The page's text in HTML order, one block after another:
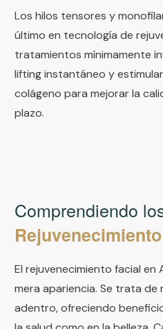
Los hilos tensores y
último en tecnología de
tratamientos mínimamente
lifting instantáneo y
colágeno para mejorar la
plazo.
Comprendiendo
El rejuvenecimiento facial en
mera apariencia. Se trata de
adentro, ofreciendo